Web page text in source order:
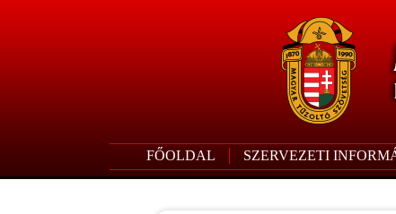
FŐOLDAL SZERVEZETI